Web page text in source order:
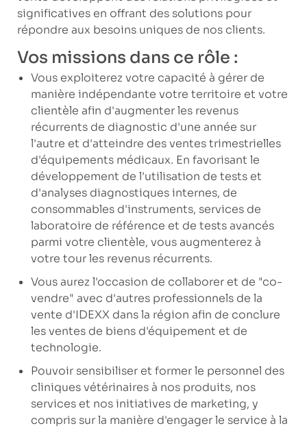
significatives en offrant des solutions pour
répondre aux besoins uniques de nos clients.
Vos missions dans ce rôle :
Vous exploiterez votre capacité à gérer de
manière indépendante votre territoire et votre
clientèle afin d'augmenter les revenus
récurrents de diagnostic d'une année sur
l'autre et d'atteindre des ventes trimestrielles
d'équipements médicaux. En favorisant le
développement de l'utilisation de tests et
d'analyses diagnostiques internes, de
consommables d'instruments, services de
laboratoire de référence et de tests avancés
parmi votre clientèle, vous augmenterez à
votre tour les revenus récurrents.
Vous aurez l'occasion de collaborer et de "co-
vendre" avec d'autres professionnels de la
vente d'IDEXX dans la région afin de conclure
les ventes de biens d'équipement et de
technologie.
Pouvoir sensibiliser et former le personnel des
cliniques vétérinaires à nos produits, nos
services et nos initiatives de marketing, y
compris sur la manière d'engager le service à la